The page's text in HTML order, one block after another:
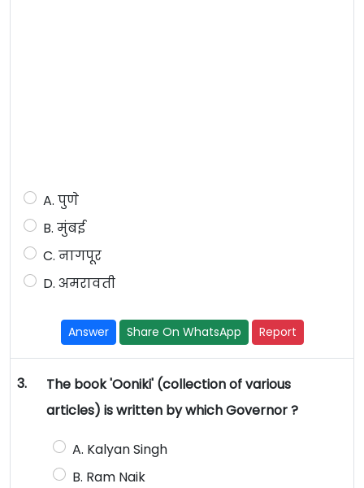
A. पुणे
B. मुंबई
C. नागपूर
D. अमरावती
Answer Share On WhatsApp Report
3.
The book 'Ooniki' (collection of various
articles) is written by which Governor ?
A. Kalyan Singh
B. Ram Naik